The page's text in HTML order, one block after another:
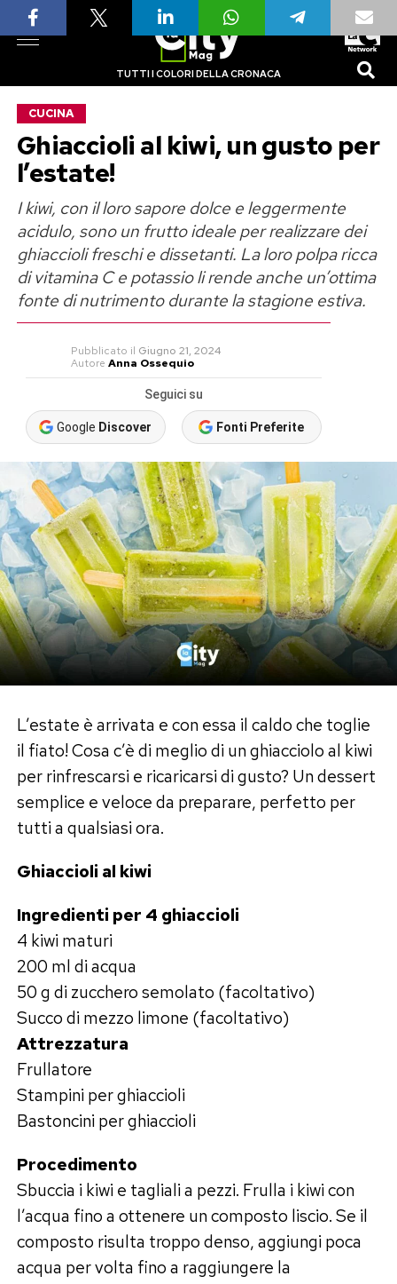
TUTTI I COLORI DELLA CRONACA
CUCINA
Ghiaccioli al kiwi, un gusto per
l’estate!
I kiwi, con il loro sapore dolce e leggermente
acidulo, sono un frutto ideale per realizzare dei
ghiaccioli freschi e dissetanti. La loro polpa ricca
di vitamina C e potassio li rende anche un’ottima
fonte di nutrimento durante la stagione estiva.
Pubblicato il Giugno 21, 2024
Autore Anna Ossequio
Seguici su
Google Discover Fonti Preferite
L’estate è arrivata e con essa il caldo che toglie
il fiato! Cosa c’è di meglio di un ghiacciolo al kiwi
per rinfrescarsi e ricaricarsi di gusto? Un dessert
semplice e veloce da preparare, perfetto per
tutti a qualsiasi ora.
Ghiaccioli al kiwi
Ingredienti per 4 ghiaccioli
4 kiwi maturi
200 ml di acqua
50 g di zucchero semolato (facoltativo)
Succo di mezzo limone (facoltativo)
Attrezzatura
Frullatore
Stampini per ghiaccioli
Bastoncini per ghiaccioli
Procedimento
Sbuccia i kiwi e tagliali a pezzi. Frulla i kiwi con
l’acqua fino a ottenere un composto liscio. Se il
composto risulta troppo denso, aggiungi poca
acqua per volta fino a raggiungere la